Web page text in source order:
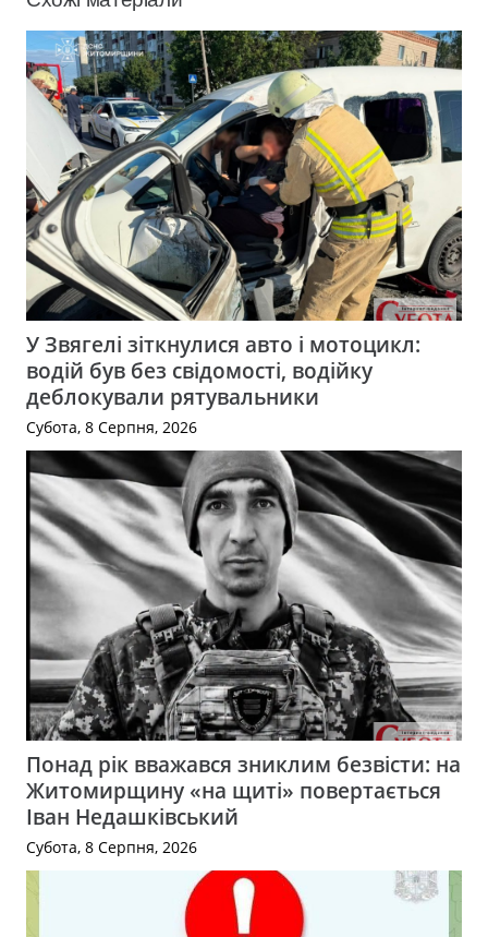
У Звягелі зіткнулися авто і мотоцикл:
водій був без свідомості, водійку
деблокували рятувальники
Субота, 8 Серпня, 2026
Понад рік вважався зниклим безвісти: на
Житомирщину «на щиті» повертається
Іван Недашківський
Субота, 8 Серпня, 2026